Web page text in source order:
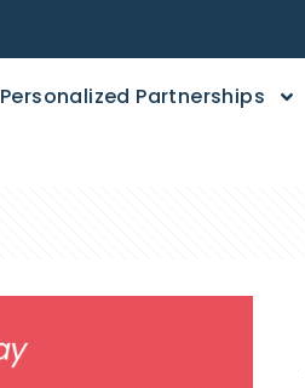
Personalized Partnerships